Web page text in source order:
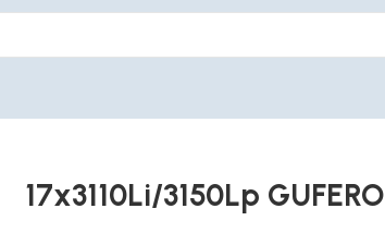
17x3110Li/3150Lp GUFERO